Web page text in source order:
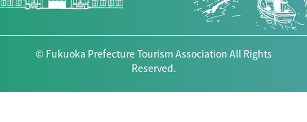
© Fukuoka Prefecture Tourism Association All Rights
Reserved.